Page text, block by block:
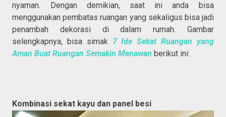
nyaman. Dengan demikian, saat ini anda bisa
menggunakan pembatas ruangan yang sekaligus bisa jadi
penambah dekorasi di dalam rumah. Gambar
selengkapnya, bisa simak 7 Ide Sekat Ruangan yang
Aman Buat Ruangan Semakin Menawan berikut ini:
Kombinasi sekat kayu dan panel besi